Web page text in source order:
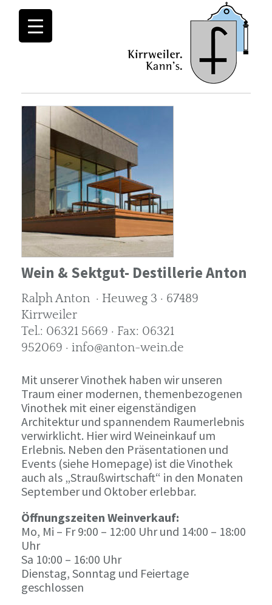
Wein & Sektgut- Destillerie Anton
Ralph Anton · Heuweg 3 · 67489
Kirrweiler
Tel.: 06321 5669 · Fax: 06321
952069 · info@anton-wein.de
Mit unserer Vinothek haben wir unseren
Traum einer modernen, themenbezogenen
Vinothek mit einer eigenständigen
Architektur und spannendem Raumerlebnis
verwirklicht. Hier wird Weineinkauf um
Erlebnis. Neben den Präsentationen und
Events (siehe Homepage) ist die Vinothek
auch als „Straußwirtschaft“ in den Monaten
September und Oktober erlebbar.
Öffnungszeiten Weinverkauf:
Mo, Mi – Fr 9:00 – 12:00 Uhr und 14:00 – 18:00
Uhr
Sa 10:00 – 16:00 Uhr
Dienstag, Sonntag und Feiertage
geschlossen